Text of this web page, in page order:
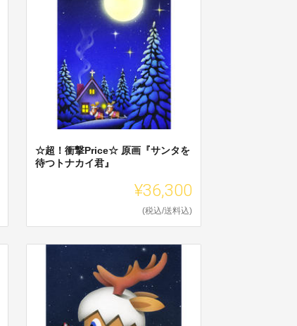
☆超！衝撃Price☆ 原画『サンタを
待つトナカイ君』
¥36,300
(税込/送料込)